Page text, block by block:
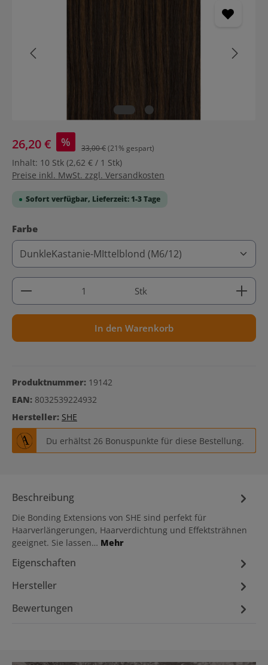
26,20 € % 33,00 €(21% gespart)
Inhalt: 10 Stk (2,62 € / 1 Stk)
Preise inkl. MwSt. zzgl. Versandkosten
Sofort verfügbar, Lieferzeit: 1-3 Tage
Farbeauswählen
Produkt Anzahl: Gib den gewünschten Wert ein
Stk
In den Warenkorb
Produktnummer: 19142
EAN: 8032539224932
Hersteller: SHE
Du erhältst 26 Bonuspunkte für diese Bestellung.
Beschreibung
Die Bonding Extensions von SHE sind perfekt für
Haarverlängerungen, Haarverdichtung und Effektsträhnen
geeignet. Sie lassen… Mehr
Eigenschaften
Hersteller
Bewertungen